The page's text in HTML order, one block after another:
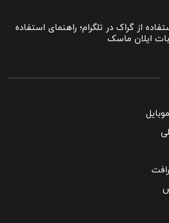
از گراک در تلگرام؛ راهنمای استفاده
ایلان ماسک